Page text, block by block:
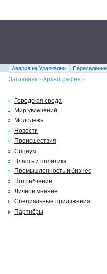
Авария на Уралкалии Переселение
Заглавная › Археография ›
Городская среда
Мир увлечений
Молодежь
Новости
Происшествия
Социум
Власть и политика
Промышленность и бизнес
Потребление
Личное мнение
Специальные приложения
Партнёры